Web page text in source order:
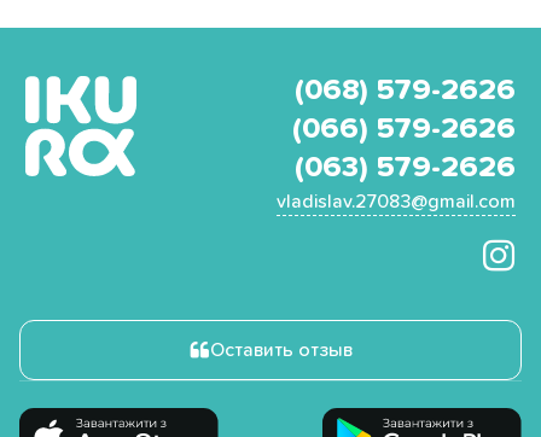
(068) 579-2626
(066) 579-2626
(063) 579-2626
vladislav.27083@gmail.com
Оставить отзыв